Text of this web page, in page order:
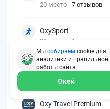
20 место 7 отзывов
OxySport
21 место 6 отзывов
ERGO AXA
22 место 2 отзыва
Oxy Travel Premium
Мы собираем cookie для
аналитики и правильной
работы сайта
Окей